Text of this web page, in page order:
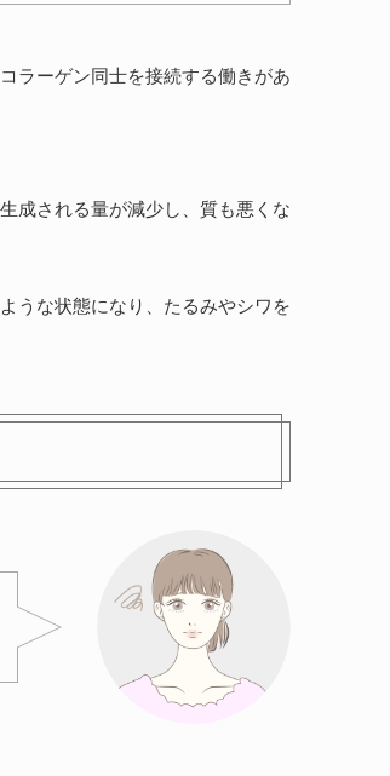
ラーゲン同士を接続する働きがあ
成される量が減少し、質も悪くな
うな状態になり、たるみやシワを